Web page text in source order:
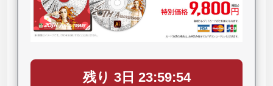
残り 3日 23:59:53